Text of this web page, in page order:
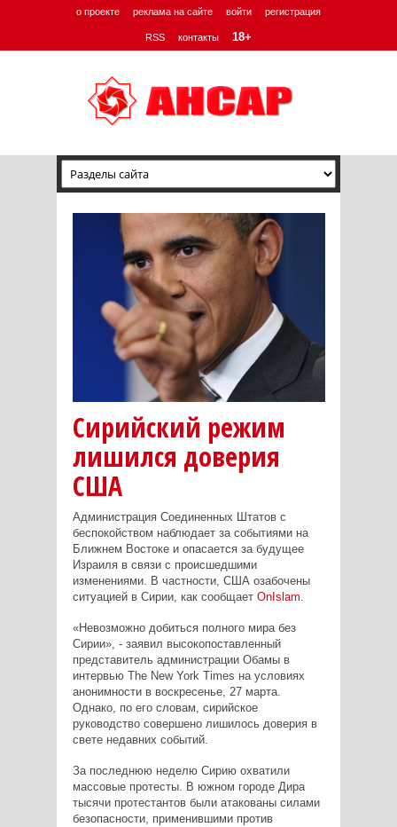
о проекте реклама на сайте войти регистрация
RSS контакты 18+
Сирийский режим
лишился доверия
США
Администрация Соединенных Штатов с
беспокойством наблюдает за событиями на
Ближнем Востоке и опасается за будущее
Израиля в связи с происшедшими
изменениями. В частности, США озабочены
ситуацией в Сирии, как сообщает OnIslam.
«Невозможно добиться полного мира без
Сирии», - заявил высокопоставленный
представитель администрации Обамы в
интервью The New York Times на условиях
анонимности в воскресенье, 27 марта.
Однако, по его словам, сирийское
руководство совершено лишилось доверия в
свете недавних событий.
За последнюю неделю Сирию охватили
массовые протесты. В южном городе Дира
тысячи протестантов были атакованы силами
безопасности, применившими против